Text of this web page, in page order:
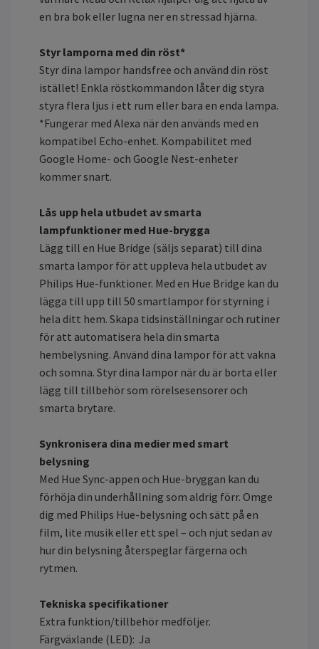
en bra bok eller lugna ner en stressad hjärna.
Styr lamporna med din röst*
Styr dina lampor handsfree och använd din röst
istället! Enkla röstkommandon låter dig styra
styra flera ljus i ett rum eller bara en enda lampa.
*Fungerar med Alexa när den används med en
kompatibel Echo-enhet. Kompabilitet med
Google Home- och Google Nest-enheter
kommer snart.
Lås upp hela utbudet av smarta
lampfunktioner med Hue-brygga
Lägg till en Hue Bridge (säljs separat) till dina
smarta lampor för att uppleva hela utbudet av
Philips Hue-funktioner. Med en Hue Bridge kan du
lägga till upp till 50 smartlampor för styrning i
hela ditt hem. Skapa tidsinställningar och rutiner
för att automatisera hela din smarta
hembelysning. Använd dina lampor för att vakna
och somna. Styr dina lampor när du är borta eller
lägg till tillbehör som rörelsesensorer och
smarta brytare.
Synkronisera dina medier med smart
belysning
Med Hue Sync-appen och Hue-bryggan kan du
förhöja din underhållning som aldrig förr. Omge
dig med Philips Hue-belysning och sätt på en
film, lite musik eller ett spel – och njut sedan av
hur din belysning återspeglar färgerna och
rytmen.
Tekniska specifikationer
Extra funktion/tillbehör medföljer.
Färgväxlande (LED): Ja